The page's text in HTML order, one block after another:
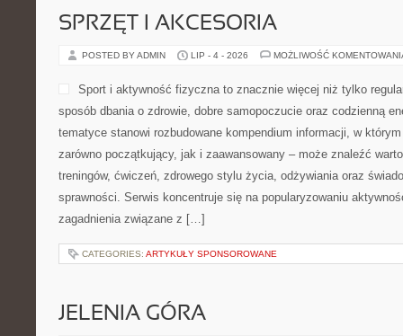
SPRZĘT I AKCESORIA
POSTED BY ADMIN LIP - 4 - 2026 MOŻLIWOŚĆ
Sport i aktywność fizyczna to znacznie więcej niż tylko
sposób dbania o zdrowie, dobre samopoczucie oraz codzienną
tematyce stanowi rozbudowane kompendium informacji, w
zarówno początkujący, jak i zaawansowany – może znaleźć
treningów, ćwiczeń, zdrowego stylu życia, odżywiania oraz
sprawności. Serwis koncentruje się na popularyzowaniu
zagadnienia związane z […]
CATEGORIES: ARTYKUŁY SPONSOROWANE
JELENIA GÓRA